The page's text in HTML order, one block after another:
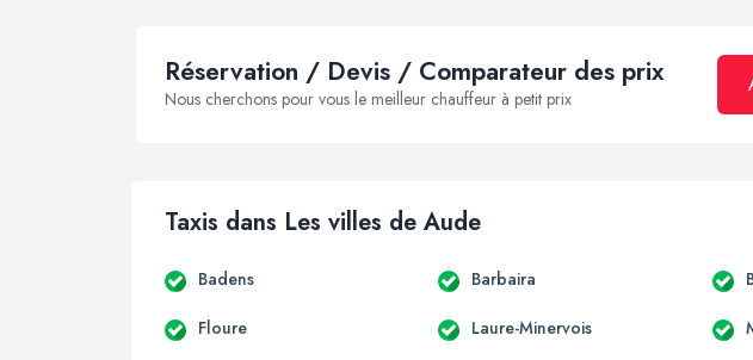
Réservation / Devis / Comparateur des prix
Nous cherchons pour vous le meilleur chauffeur à petit prix
Taxis dans Les villes de Aude
Badens Barbaira
Floure Laure-Minervois